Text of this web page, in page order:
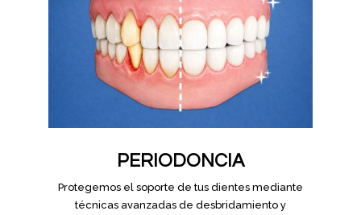
PERIODONCIA
Protegemos el soporte de tus dientes mediante
técnicas avanzadas de desbridamiento y